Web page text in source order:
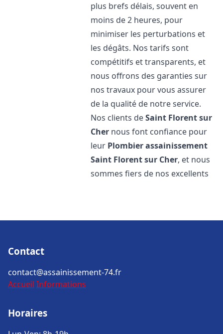
plus brefs délais, souvent en
moins de 2 heures, pour
minimiser les perturbations et
les dégâts. Nos tarifs sont
compétitifs et transparents, et
nous offrons des garanties sur
nos travaux pour vous assurer
de la qualité de notre service.
Nos clients deSaint Florent sur
Cher nous font confiance pour
leur Plombier assainissement
Saint Florent sur Cher, et nous
sommes fiers de nos excellents
Contact
contact@assainissement-74.fr
Accueil Informations
Horaires